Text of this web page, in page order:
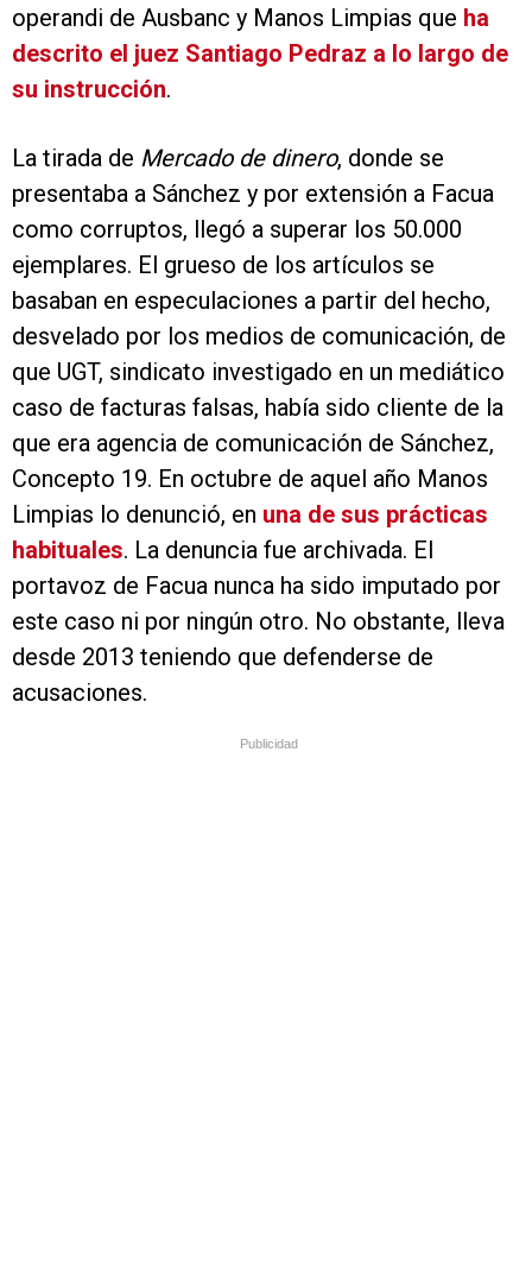
operandi de Ausbanc y Manos Limpias que ha
descrito el juez Santiago Pedraz a lo largo de
su instrucción.
La tirada de Mercado de dinero, donde se
presentaba a Sánchez y por extensión a Facua
como corruptos, llegó a superar los 50.000
ejemplares. El grueso de los artículos se
basaban en especulaciones a partir del hecho,
desvelado por los medios de comunicación, de
que UGT, sindicato investigado en un mediático
caso de facturas falsas, había sido cliente de la
que era agencia de comunicación de Sánchez,
Concepto 19. En octubre de aquel año Manos
Limpias lo denunció, en una de sus prácticas
habituales. La denuncia fue archivada. El
portavoz de Facua nunca ha sido imputado por
este caso ni por ningún otro. No obstante, lleva
desde 2013 teniendo que defenderse de
acusaciones.
Publicidad